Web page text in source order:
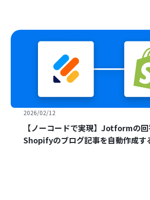
2026/02/12
【ノーコードで実現】Jotformの
Shopifyのブログ記事を自動作成す